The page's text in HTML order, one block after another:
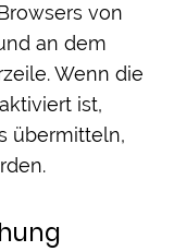
von
an dem
Wenn die
ist,
übermitteln,